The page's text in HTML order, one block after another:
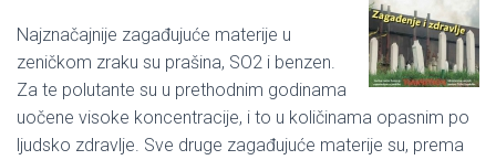
Najznačajnije zagađujuće materije u
zeničkom zraku su prašina, SO2 i benzen.
Za te polutante su u prethodnim godinama
uočene visoke koncentracije, i to u količinama opasnim po
ljudsko zdravlje. Sve druge zagađujuće materije su, prema